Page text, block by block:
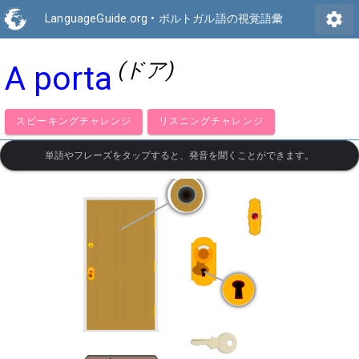
LanguageGuide.org • ポルトガル語の視覚語彙 settings
A porta (ドア)
スピーキングチャレンジ リスニングチャレンジ
単語やフレーズをタップすると、発音を聞くことができます。